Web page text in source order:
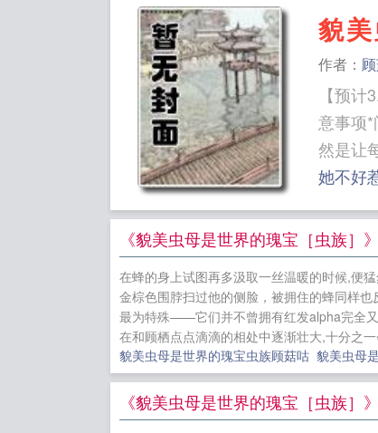
貌
作者：
【预
意事项
她不好
剧本我
女友粉
[ABO]
《貌美虫母是世界的瑰宝［虫族］
在蜂的身上试图再多汲取一丝温暖的时候,便
金棕色围脖扫过他的侧脸，被拥住的蜂同样
最为特殊——它们并不曾拥有红发alpha完全
在和顾栖点点滴滴的相处中逐渐壮大,十分之
貌美虫母是世界的瑰宝虫族顾菇咕 貌美虫母
《貌美虫母是世界的瑰宝［虫族］